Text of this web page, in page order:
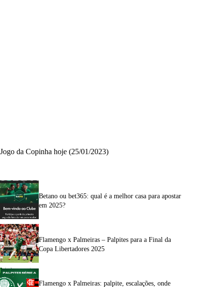
Jogo da Copinha hoje (25/01/2023)
Betano ou bet365: qual é a melhor casa para apostar
em 2025?
Flamengo x Palmeiras – Palpites para a Final da
Copa Libertadores 2025
Flamengo x Palmeiras: palpite, escalações, onde